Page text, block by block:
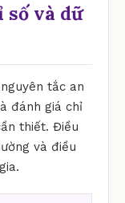
số và dữ
tắc an
đánh giá chỉ
thiết. Điều
và điều